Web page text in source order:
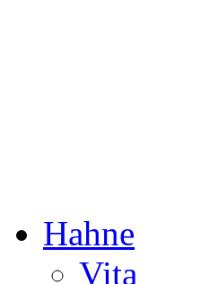
Hahne
Vita